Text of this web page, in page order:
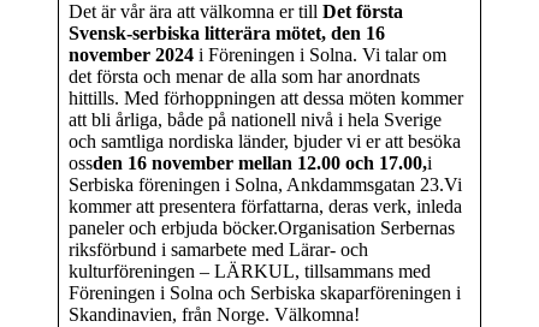
Det är vår ära att välkomna er till Det första
Svensk-serbiska litterära mötet, den 16
november 2024 i Föreningen i Solna. Vi talar om
det första och menar de alla som har anordnats
hittills. Med förhoppningen att dessa möten kommer
att bli årliga, både på nationell nivå i hela Sverige
och samtliga nordiska länder, bjuder vi er att besöka
ossden 16 november mellan 12.00 och 17.00,i
Serbiska föreningen i Solna, Ankdammsgatan 23.Vi
kommer att presentera författarna, deras verk, inleda
paneler och erbjuda böcker.Organisation Serbernas
riksförbund i samarbete med Lärar- och
kulturföreningen – LÄRKUL, tillsammans med
Föreningen i Solna och Serbiska skaparföreningen i
Skandinavien, från Norge. Välkomna!